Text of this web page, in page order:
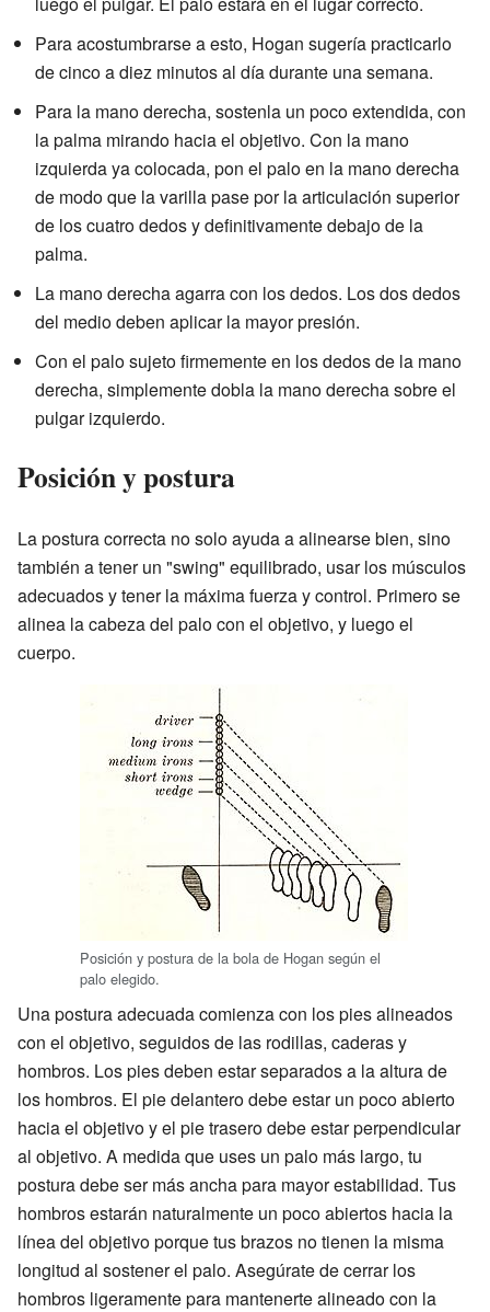
Para acostumbrarse a esto, Hogan sugería practicarlo
de cinco a diez minutos al día durante una semana.
Para la mano derecha, sostenla un poco extendida, con
la palma mirando hacia el objetivo. Con la mano
izquierda ya colocada, pon el palo en la mano derecha
de modo que la varilla pase por la articulación superior
de los cuatro dedos y definitivamente debajo de la
palma.
La mano derecha agarra con los dedos. Los dos dedos
del medio deben aplicar la mayor presión.
Con el palo sujeto firmemente en los dedos de la mano
derecha, simplemente dobla la mano derecha sobre el
pulgar izquierdo.
Posición y postura
La postura correcta no solo ayuda a alinearse bien, sino
también a tener un "swing" equilibrado, usar los músculos
adecuados y tener la máxima fuerza y control. Primero se
alinea la cabeza del palo con el objetivo, y luego el
cuerpo.
Posición y postura de la bola de Hogan según el
palo elegido.
Una postura adecuada comienza con los pies alineados
con el objetivo, seguidos de las rodillas, caderas y
hombros. Los pies deben estar separados a la altura de
los hombros. El pie delantero debe estar un poco abierto
hacia el objetivo y el pie trasero debe estar perpendicular
al objetivo. A medida que uses un palo más largo, tu
postura debe ser más ancha para mayor estabilidad. Tus
hombros estarán naturalmente un poco abiertos hacia la
línea del objetivo porque tus brazos no tienen la misma
longitud al sostener el palo. Asegúrate de cerrar los
hombros ligeramente para mantenerte alineado con la